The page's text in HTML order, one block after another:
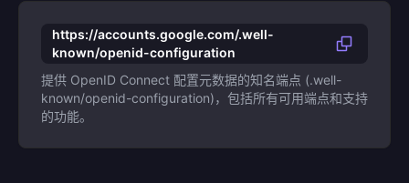
https://accounts.google.com/.well-
known/openid-configuration
提供 OpenID Connect 配置元数据的知名端点 (.well-
known/openid-configuration)，包括所有可用端点和支持
的功能。